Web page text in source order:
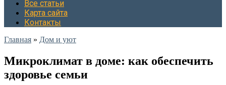
Все статьи
Карта сайта
Контакты
Главная » Дом и уют
Микроклимат в доме: как обеспечить
здоровье семьи